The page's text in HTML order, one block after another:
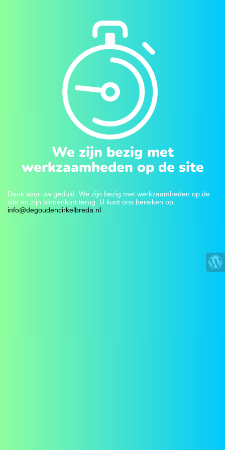
We zijn bezig met
werkzaamheden op de site
Dank voor uw geduld. We zijn bezig met werkzaamheden op de
site en zijn binnenkort terug. U kunt ons bereiken op:
info@degoudencirkelbreda.nl